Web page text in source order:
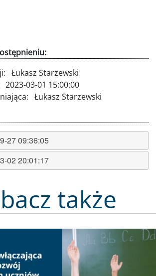
Łukasz Starzewski
2023-03-01 15:00:00
Łukasz Starzewski
27 09:36:05
02 20:01:17
także